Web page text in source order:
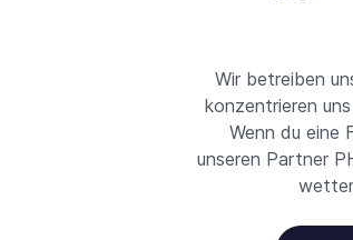
Wir betreiben
konzentrieren
Wenn du eine
unseren Partner